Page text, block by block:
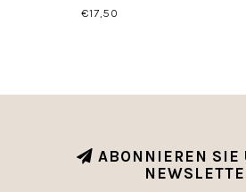
ETIKETTEN
€17,50
ABONNIEREN SIE